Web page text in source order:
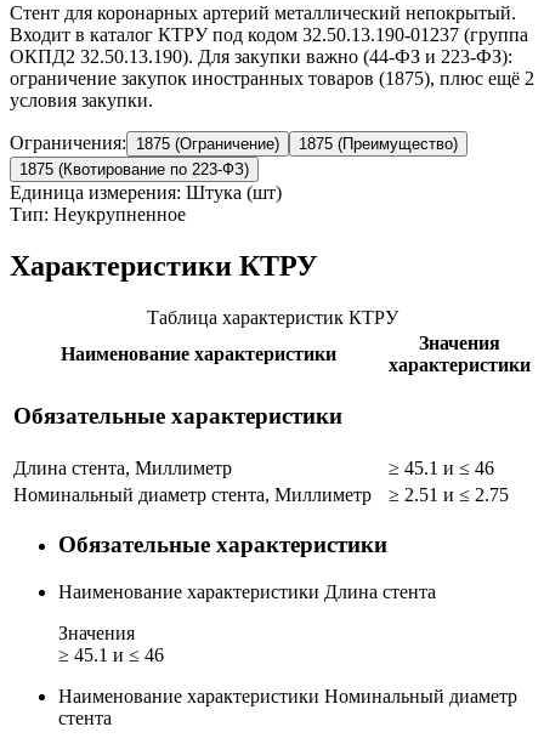
Стент для коронарных артерий металлический непокрытый.
Входит в каталог КТРУ под кодом 32.50.13.190-01237 (группа
ОКПД2 32.50.13.190). Для закупки важно (44-ФЗ и 223-ФЗ):
ограничение закупок иностранных товаров (1875), плюс ещё 2
условия закупки.
Ограничения: 1875 (Ограничение)
1875 (Преимущество)
1875 (Квотирование по 223-ФЗ)
Единица измерения: Штука (шт)
Тип: Неукрупненное
Характеристики КТРУ
Таблица характеристик КТРУ
Наименование характеристики
Значения
характеристики
Обязательные характеристики
Длина стента, Миллиметр
≥ 45.1 и ≤ 46
Номинальный диаметр стента, Миллиметр
≥ 2.51 и ≤ 2.75
Обязательные характеристики
Наименование характеристики Длина стента
Значения
≥ 45.1 и ≤ 46
Наименование характеристики Номинальный диаметр
стента